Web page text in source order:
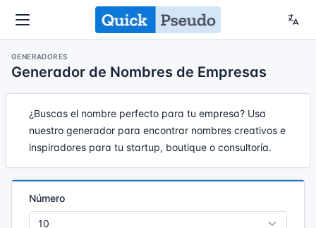
GENERADORES
Generador de Nombres de Empresas
¿Buscas el nombre perfecto para tu empresa? Usa
nuestro generador para encontrar nombres creativos e
inspiradores para tu startup, boutique o consultoría.
Número